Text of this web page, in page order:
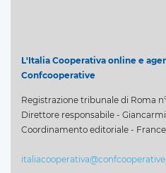
L'Italia Cooperativa online e
Confcooperative
Registrazione tribunale di Roma
Direttore responsabile -
Coordinamento editoriale -